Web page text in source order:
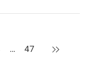
… 47 下一页